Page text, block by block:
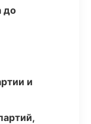
до
и